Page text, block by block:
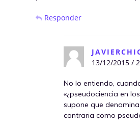
Responder
13/12/2015 /
No lo entiendo,
«¿pseudociencia en
supone que
contraria como